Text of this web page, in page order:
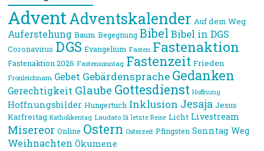
AdventAdventskalender Auf dem Weg
Auferstehung Baum Begegnung Bibel Bibel in DGS
Coronavirus DGS Evangelium Fasten Fastenaktion
Fastenaktion 2026 Fastensonntag Fastenzeit Frieden
Fronleichnam Gebet Gebärdensprache Gedanken
Gerechtigkeit Glaube Gottesdienst Hoffnung
Hoffnungsbilder Hungertuch Inklusion Jesaja Jesus
Karfreitag Katholikentag Laudato Si letzte Reise Licht Livestream
Misereor Online Ostern Osterzeit Pfingsten Sonntag Weg
Weihnachten Ökumene